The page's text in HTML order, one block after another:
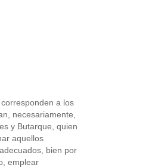
a los
necesariamente,
y Butarque, quien
aquellos
bien por
emplear